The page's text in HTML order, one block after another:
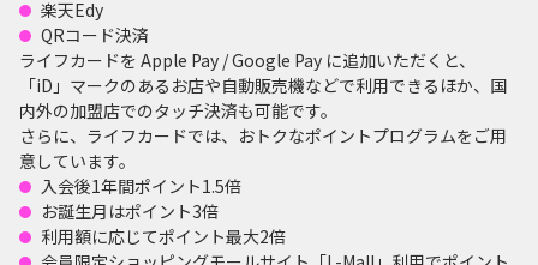
楽天Edy
QRコード決済
ライフカードを Apple Pay / Google Pay に追加いただくと、
「iD」マークのあるお店や自動販売機などで利用できるほか、国
内外の加盟店でのタッチ決済も可能です。
さらに、ライフカードでは、おトクなポイントプログラムをご用
意しています。
入会後1年間ポイント1.5倍
お誕生月はポイント3倍
利用額に応じてポイント最大2倍